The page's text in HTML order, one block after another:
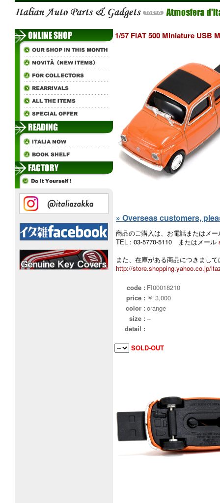
1/57 FIAT 500 Miniature USB
» Overseas customers,
商品のご購入は、お電話またはメ
TEL : 03-5770-5110 またはメール
また、在庫がある商品につきまし
http://store.shopping.yahoo.co.jp/
code : FI00018210
price : ￥ 3,000
color : orange
size : --
detail :
SOLD-OUT